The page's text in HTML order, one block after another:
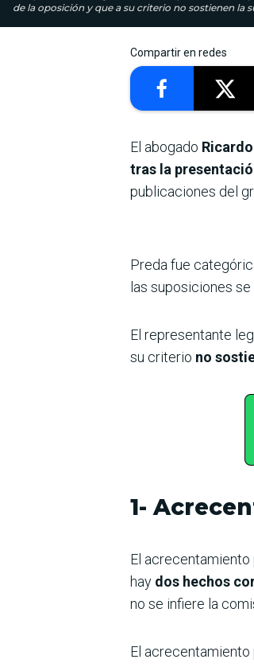
de la oposición y que a su criterio no sostienen la
Compartir en redes
El abogado
tras la
publicaciones del
Preda fue
las suposiciones
El representante
su criterio no
1-
El acrecentamiento
hay dos hechos
no se infiere la
El acrecentamiento